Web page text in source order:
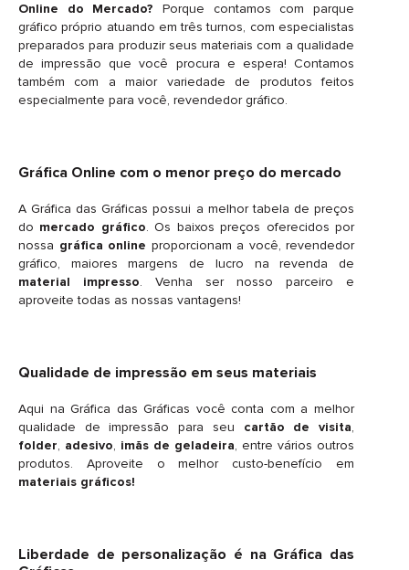
Online do Mercado? Porque contamos com parque
gráfico próprio atuando em três turnos, com especialistas
preparados para produzir seus materiais com a qualidade
de impressão que você procura e espera! Contamos
também com a maior variedade de produtos feitos
especialmente para você, revendedor gráfico.
Gráfica Online com o menor preço do mercado
A Gráfica das Gráficas possui a melhor tabela de preços
do mercado gráfico. Os baixos preços oferecidos por
nossa gráfica online proporcionam a você, revendedor
gráfico, maiores margens de lucro na revenda de
material impresso. Venha ser nosso parceiro e
aproveite todas as nossas vantagens!
Qualidade de impressão em seus materiais
Aqui na Gráfica das Gráficas você conta com a melhor
qualidade de impressão para seu cartão de visita,
folder, adesivo, imãs de geladeira, entre vários outros
produtos. Aproveite o melhor custo-benefício em
materiais gráficos!
Liberdade de personalização é na Gráfica das